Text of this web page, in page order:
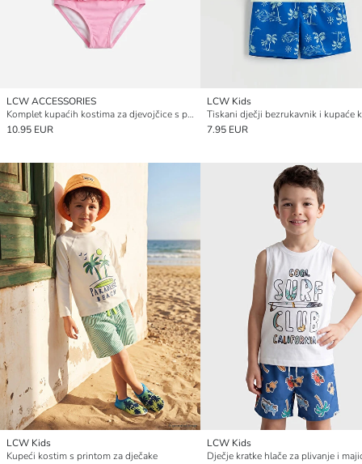
LCW ACCESSORIES
Komplet kupaćih kostima za djevojčice s printom Minnie Mouse
10.95 EUR
LCW Kids
7.95 EUR
LCW Kids
Kupeći kostim s printom za dječake
LCW Kids